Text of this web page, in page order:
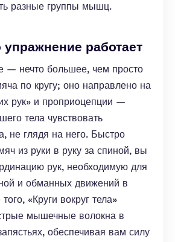
разные группы мышц.
работает
— нечто большее, чем просто
по кругу; оно направлено на
рук» и проприоцепции —
тела чувствовать
не глядя на него. Быстро
из руки в руку за спиной, вы
рук, необходимую для
и обманных движений в
«Круги вокруг тела»
мышечные волокна в
обеспечивая вам силу